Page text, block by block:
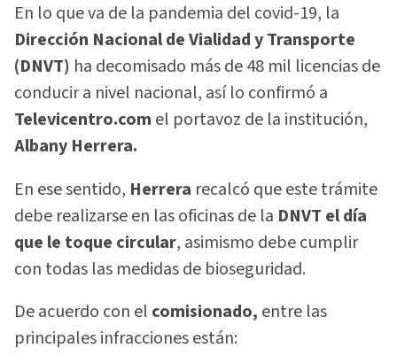
En lo que va de la pandemia del covid-19, la
Dirección Nacional de Vialidad y Transporte
(DNVT) ha decomisado más de 48 mil licencias de
conducir a nivel nacional, así lo confirmó a
Televicentro.com el portavoz de la institución,
Albany Herrera.
En ese sentido, Herrera recalcó que este trámite
debe realizarse en las oficinas de la DNVT el día
que le toque circular, asimismo debe cumplir
con todas las medidas de bioseguridad.
De acuerdo con el comisionado, entre las
principales infracciones están: